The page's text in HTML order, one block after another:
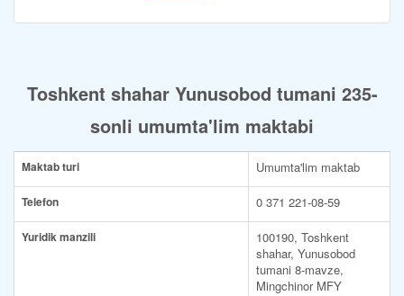
Toshkent shahar Yunusobod tumani 235-
sonli umumta'lim maktabi
Maktab turi Umumta'lim maktab
Telefon 0 371 221-08-59
Yuridik manzili
100190, Toshkent
shahar, Yunusobod
tumani 8-mavze,
Mingchinor MFY